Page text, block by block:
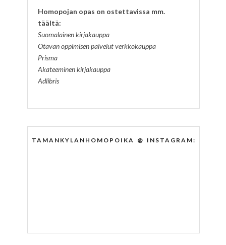
Homopojan opas on ostettavissa mm.
täältä:
Suomalainen kirjakauppa
Otavan oppimisen palvelut verkkokauppa
Prisma
Akateeminen kirjakauppa
Adlibris
TAMANKYLANHOMOPOIKA @ INSTAGRAM: